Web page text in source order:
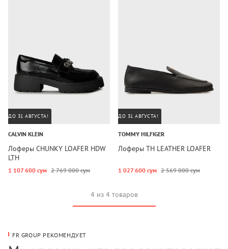
ДО 31 АВГУСТА!
CALVIN KLEIN
Лоферы CHUNKY LOAFER HDW
LTH
1 107 600 сум 2 769 000 сум
ДО 31 АВГУСТА!
TOMMY HILFIGER
Лоферы TH LEATHER LOAFER
1 027 600 сум 2 569 000 сум
4 из 4 товаров
FR GROUP РЕКОМЕНДУЕТ